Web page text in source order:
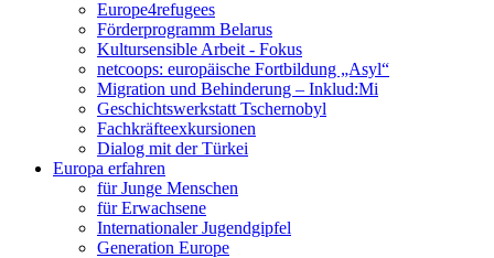
Europe4refugees
Förderprogramm Belarus
Kultursensible Arbeit - Fokus
netcoops: europäische Fortbildung „Asyl“
Migration und Behinderung – Inklud:Mi
Geschichtswerkstatt Tschernobyl
Fachkräfteexkursionen
Dialog mit der Türkei
Europa erfahren
für Junge Menschen
für Erwachsene
Internationaler Jugendgipfel
Generation Europe